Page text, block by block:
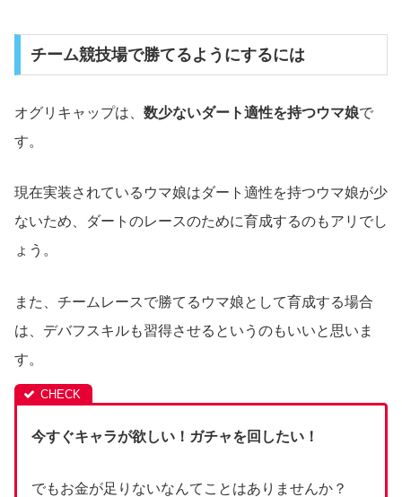
チーム競技場で勝てるようにするには
オグリキャップは、 数少ないダート適性を持つウマ娘で
す。
現在実装されているウマ娘はダート適性を持つウマ娘が少
ないため、ダートのレースのために育成するのもアリでし
ょう。
また、チームレースで勝てるウマ娘として育成する場合
は、デバフスキルも習得させるというのもいいと思いま
す。
今すぐキャラが欲しい！ガチャを回したい！
でもお金が足りないなんてことはありませんか？